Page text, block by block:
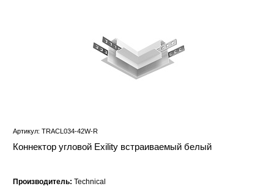
Артикул: TRACL034-42W-R
Коннектор угловой Exility встраиваемый белый
Производитель: Technical